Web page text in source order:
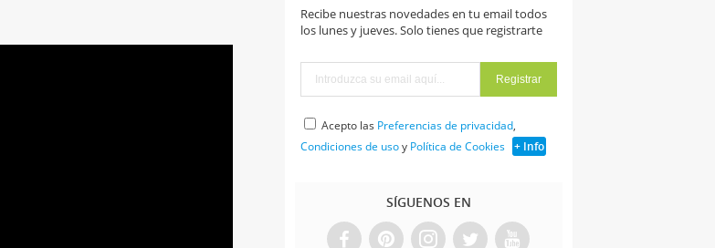
Recibe nuestras novedades en tu email todos
los lunes y jueves. Solo tienes que registrarte
Acepto las Preferencias de privacidad,
Condiciones de usoy Política de Cookies + Info
SÍGUENOS EN